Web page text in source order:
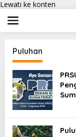
Lewati ke konten
Puluhan